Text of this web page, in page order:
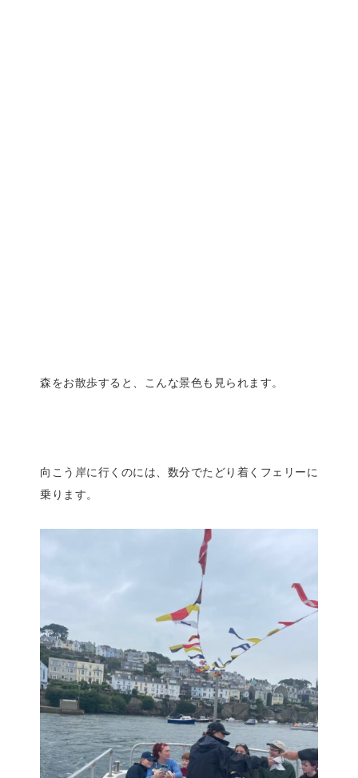
森をお散歩すると、こんな景色も見られます。
向こう岸に行くのには、数分でたどり着くフェリーに
乗ります。